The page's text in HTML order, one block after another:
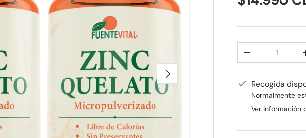
SIGUIENTE
-
Recogida
Normalmente
Ver información